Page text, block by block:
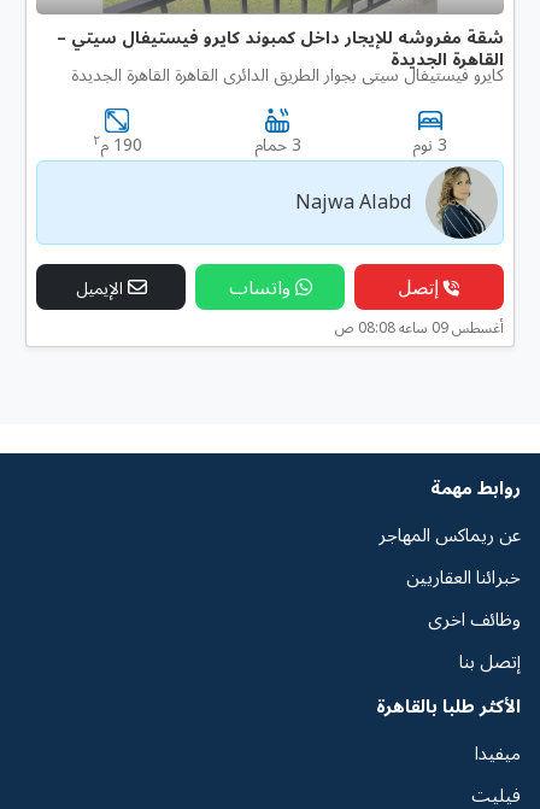
شقة مفروشه للإيجار داخل كمبوند كايرو فيستيفال سيتي –
القاهرة الجديدة
كايرو فيستيفال سيتى بجوار الطريق الدائرى القاهرة القاهرة الجديدة
3 نوم 3 حمام 190 م ٢
Najwa Alabd
إتصل واتساب الإيميل
أغسطس 09 ساعه 08:08 ص
روابط مهمة
عن ريماكس المهاجر
خبرائنا العقاريين
وظائف اخرى
إتصل بنا
الأكثر طلبا بالقاهرة
ميفيدا
فيليت